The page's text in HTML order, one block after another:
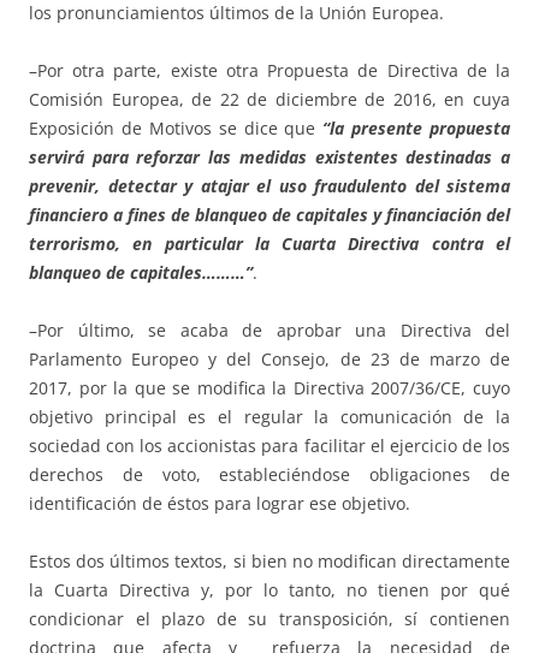
los pronunciamientos últimos de la Unión Europea.
–Por otra parte, existe otra Propuesta de Directiva de la
Comisión Europea, de 22 de diciembre de 2016, en cuya
Exposición de Motivos se dice que “la presente propuesta
servirá para reforzar las medidas existentes destinadas a
prevenir, detectar y atajar el uso fraudulento del sistema
financiero a fines de blanqueo de capitales y financiación del
terrorismo, en particular la Cuarta Directiva contra el
blanqueo de capitales………”.
–Por último, se acaba de aprobar una Directiva del
Parlamento Europeo y del Consejo, de 23 de marzo de
2017, por la que se modifica la Directiva 2007/36/CE, cuyo
objetivo principal es el regular la comunicación de la
sociedad con los accionistas para facilitar el ejercicio de los
derechos de voto, estableciéndose obligaciones de
identificación de éstos para lograr ese objetivo.
Estos dos últimos textos, si bien no modifican directamente
la Cuarta Directiva y, por lo tanto, no tienen por qué
condicionar el plazo de su transposición, sí contienen
doctrina que afecta y refuerza la necesidad de